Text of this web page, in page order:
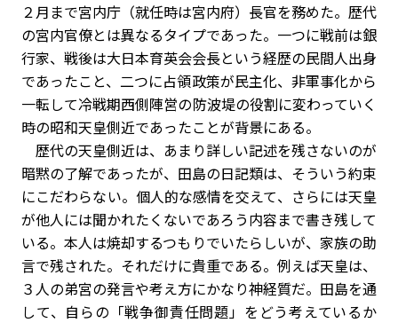
２月まで宮内庁（就任時は宮内府）長官を務めた。歴代
の宮内官僚とは異なるタイプであった。一つに戦前は銀
行家、戦後は大日本育英会会長という経歴の民間人出身
であったこと、二つに占領政策が民主化、非軍事化から
一転して冷戦期西側陣営の防波堤の役割に変わっていく
時の昭和天皇側近であったことが背景にある。
歴代の天皇側近は、あまり詳しい記述を残さないのが
暗黙の了解であったが、田島の日記類は、そういう約束
にこだわらない。個人的な感情を交えて、さらには天皇
が他人には聞かれたくないであろう内容まで書き残して
いる。本人は焼却するつもりでいたらしいが、家族の助
言で残された。それだけに貴重である。例えば天皇は、
３人の弟宮の発言や考え方にかなり神経質だ。田島を通
して、自らの「戦争御責任問題」をどう考えているか